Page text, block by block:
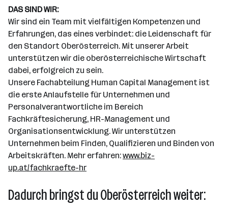
r
l
e
n
g
e
b
e
r
r
b
e
i
t
e
r
*
i
n
n
e
n
a
z
a
n
d
o
r
t
e
DAS SIND WIR:
Wir sind ein Team mit vielfältigen Kompetenzen und
Erfahrungen, das eines verbindet: die Leidenschaft für
den Standort Oberösterreich. Mit unserer Arbeit
unterstützen wir die oberösterreichische Wirtschaft
dabei, erfolgreich zu sein.
Unsere Fachabteilung Human Capital Management ist
die erste Anlaufstelle für Unternehmen und
Personalverantwortliche im Bereich
Fachkräftesicherung, HR-Management und
Organisationsentwicklung. Wir unterstützen
Unternehmen beim Finden, Qualifizieren und Binden von
Arbeitskräften. Mehr erfahren:www.biz-
up.at/fachkraefte-hr
Dadurch bringst du Oberösterreich weiter: